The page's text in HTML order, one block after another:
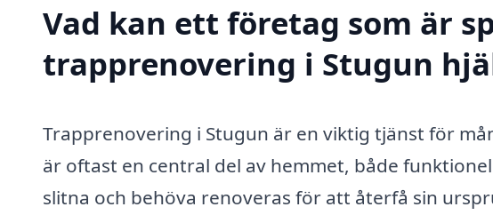
Vad kan ett företag som är
trapprenovering i Stugun
Trapprenovering i Stugun är en viktig tjänst för
är oftast en central del av hemmet, både
slitna och behöva renoveras för att återfå sin